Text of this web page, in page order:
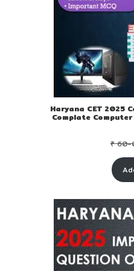
Haryana CET 2025
Complate Computer
₹60-